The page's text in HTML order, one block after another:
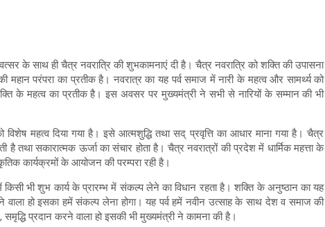
के साथ ही चैत्र नवरात्रि की शुभकामनाएं दी है। चैत्र नवरात्रि को शक्ति की उपासना
महान परंपरा का प्रतीक है। नवरात्र का यह पर्व समाज में नारी के महत्व और सामर्थ्य को
के महत्व का प्रतीक है। इस अवसर पर मुख्यमंत्री ने सभी से नारियों के सम्मान की भी
महत्व दिया गया है। इसे आत्मशुद्धि तथा सद् प्रवृत्ति का आधार माना गया है। चैत्र
है तथा सकारात्मक ऊर्जा का संचार होता है। चैत्र नवरात्रों की प्रदेश में धार्मिक महत्ता के
कार्यक्रमों के आयोजन की परम्परा रही है।
किसी भी शुभ कार्य के प्रारम्भ में संकल्प लेने का विधान रहता है। शक्ति के अनुष्ठान का यह
वाला हो इसका हमें संकल्प लेना होगा। यह पर्व हमें नवीन उत्साह के साथ देश व समाज की
प्रदान करने वाला हो इसकी भी मुख्यमंत्री ने कामना की है।